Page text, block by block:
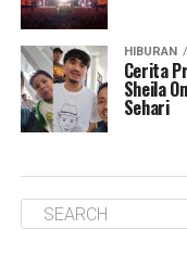
HIBURAN
Cerita
Sheila
Sehari